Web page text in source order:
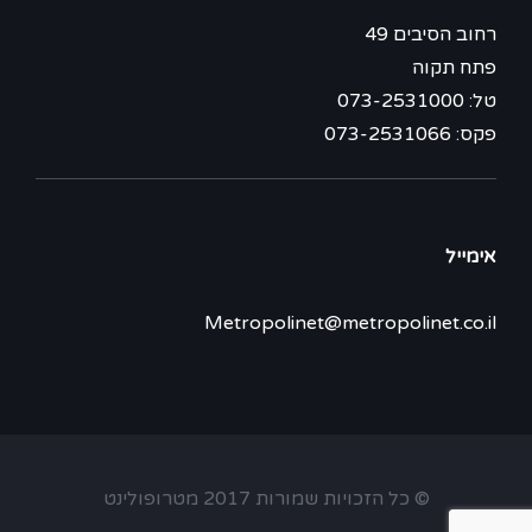
רחוב הסיבים 49
פתח תקוה
טל: 073-2531000
פקס: 073-2531066
אימייל
Metropolinet@metropolinet.co.il
© כל הזכויות שמורות 2017 מטרופולינט